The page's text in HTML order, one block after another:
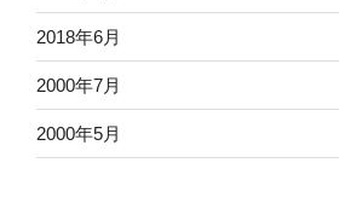
2018年6月
2000年7月
2000年5月